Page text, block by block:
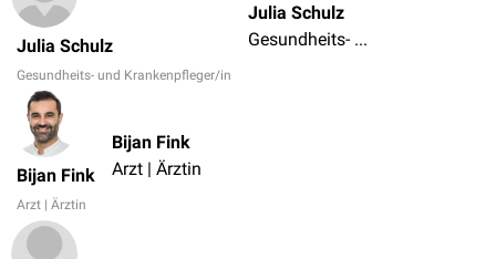
Julia Schulz
Gesundheits- und Krankenpfleger/in
Julia Schulz
Gesundheits- und Krankenpfleger/in
Bijan Fink
Arzt | Ärztin
Bijan Fink
Arzt | Ärztin